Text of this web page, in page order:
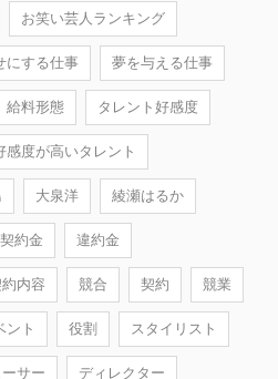
お笑い芸人ランキング
にする仕事 夢を与える仕事
給料形態 タレント好感度
感度が高いタレント
大泉洋 綾瀬はるか
約金 違約金
内容 競合 契約 競業
ント 役割 スタイリスト
サー ディレクター